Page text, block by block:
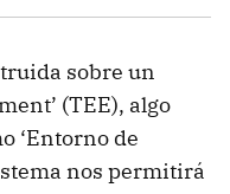
sobre un
(TEE), algo
‘Entorno de
nos permitirá